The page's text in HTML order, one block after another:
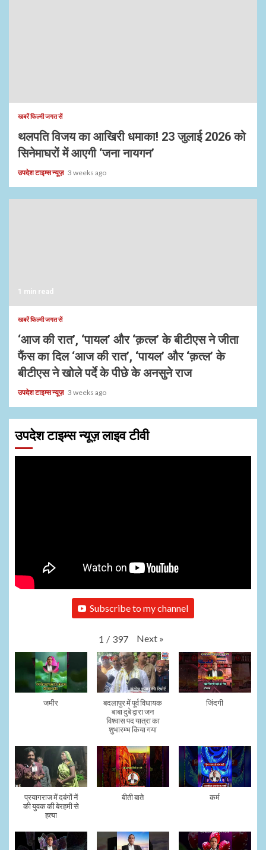
खबरें फिल्मी जगत सें
थलपति विजय का आखिरी धमाका! 23 जुलाई 2026 को
सिनेमाघरों में आएगी ‘जना नायगन’
उपदेश टाइम्स न्यूज़ 3 weeks ago
1 min read
खबरें फिल्मी जगत सें
‘आज की रात’, ‘पायल’ और ‘क़त्ल’ के बीटीएस ने जीता
फैंस का दिल ‘आज की रात’, ‘पायल’ और ‘क़त्ल’ के
बीटीएस ने खोले पर्दे के पीछे के अनसुने राज
उपदेश टाइम्स न्यूज़ 3 weeks ago
उपदेश टाइम्स न्यूज़ लाइव टीवी
Subscribe to my channel
1 / 397 Next »
जमीर
बदलापुर में पूर्व विधायक
बाबा दुबे द्वारा जन
विश्वास पद यात्रा का
शुभारम्भ किया गया
जिंदगी
प्रयागराज में दबंगों नें
की युवक की बेरहमी से
हत्या
बीती बाते कर्म